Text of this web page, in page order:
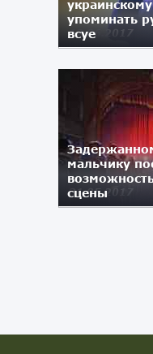
упоминать
всуе
12.06.2017
мальчику
сцены
31.05.2017